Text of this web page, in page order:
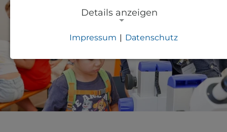
Details anzeigen
Notwendige Cookies zur Session-
Verwaltung und für die generelle
Funktionalität der Seite (immer
notwendig).
Impressum | Datenschutz